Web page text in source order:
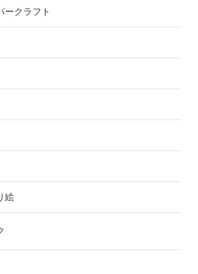
ークラフト
絵